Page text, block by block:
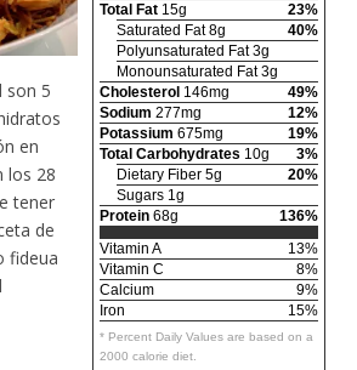
Total Fat 15g
23%
Saturated Fat 8g
40%
Polyunsaturated Fat 3g
Monounsaturated Fat 3g
Cholesterol 146mg
49%
Sodium 277mg
12%
Potassium 675mg
19%
Total Carbohydrates 10g
3%
Dietary Fiber 5g
20%
Sugars 1g
Protein 68g
136%
Vitamin A
13%
Vitamin C
8%
Calcium
9%
Iron
15%
* Percent Daily Values are based on a
2000 calorie diet.
son 5
en
los 28
tener
de
fideua